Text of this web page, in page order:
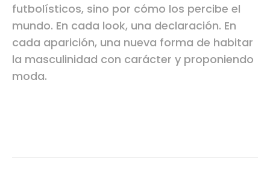
futbolísticos, sino por cómo los percibe el
mundo. En cada look, una declaración. En
cada aparición, una nueva forma de habitar
la masculinidad con carácter y proponiendo
moda.